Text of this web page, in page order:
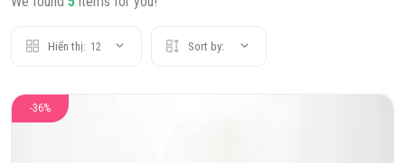
Hiển thị: 12 Sort by:
-36%